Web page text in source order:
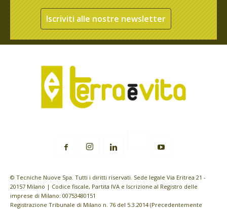
Iscriviti alle nostre newsletter
© Tecniche Nuove Spa. Tutti i diritti riservati. Sede legale Via Eritrea 21 -
20157 Milano | Codice fiscale, Partita IVA e Iscrizione al Registro delle
imprese di Milano: 00753480151
Registrazione Tribunale di Milano n. 76 del 5.3.2014 (Precedentemente